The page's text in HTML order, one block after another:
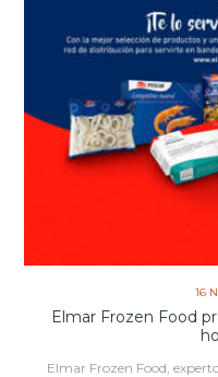
16
Elmar Frozen Food
Elmar Frozen Food,